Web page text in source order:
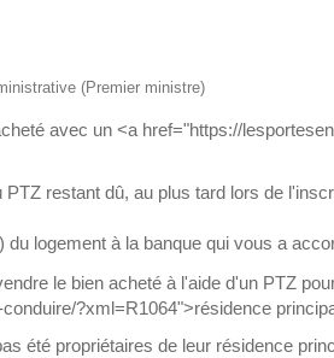
(Premier ministre)
avec un <a href="https://
restant dû, au plus tard lors de
logement à la banque qui vous a
le bien acheté à l'aide d'un PTZ
?xml=R1064">résidence
été propriétaires de leur résidence